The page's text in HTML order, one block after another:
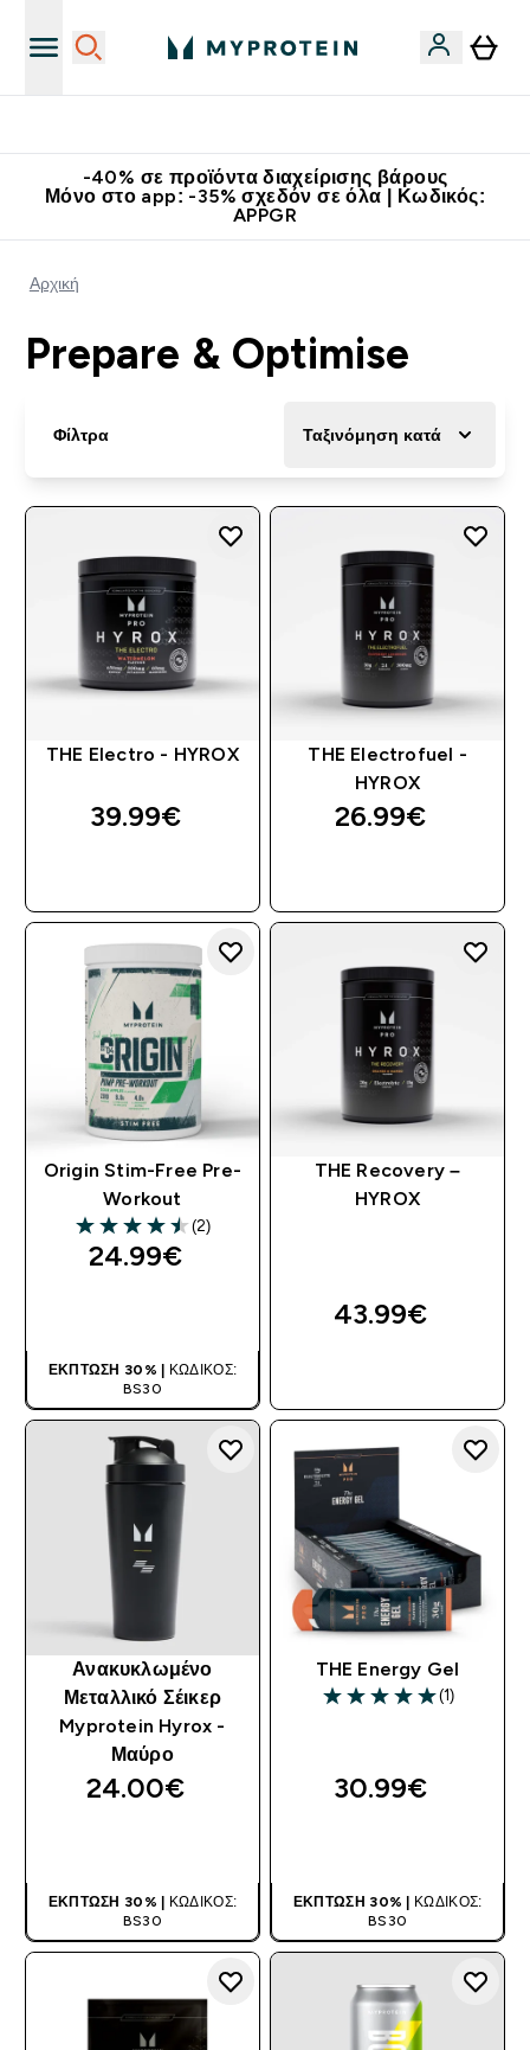
-40% σε προϊόντα διαχείρισης βάρους
Μόνο στο app: -35% σχεδόν σε όλα | Κωδικός:
APPGR
Αρχική
Prepare & Optimise
Φίλτρα Ταξινόμηση κατά
THE Electro - HYROX
39.99€‎
THE Electrofuel -
HYROX
26.99€‎
Origin Stim-Free Pre-
Workout
4.5 out of 5 stars
(2)
24.99€‎
ΈΚΠΤΩΣΗ 30% |
ΚΩΔΙΚΌΣ:
BS30
THE Recovery –
HYROX
43.99€‎
Ανακυκλωμένο
Μεταλλικό Σέικερ
Myprotein Hyrox -
Μαύρο
24.00€‎
ΈΚΠΤΩΣΗ 30% | ΚΩΔΙΚΌΣ:
BS30
THE Energy Gel
5 out of 5 stars
(1)
30.99€‎
ΈΚΠΤΩΣΗ 30% | ΚΩΔΙΚΌΣ:
BS30